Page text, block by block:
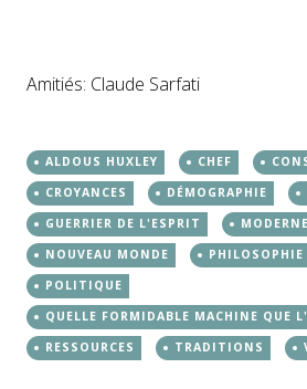
Amitiés: Claude Sarfati
ALDOUS HUXLEY CHEF
CROYANCES
DÉMOGRAPHIE
GUERRIER DE L'ESPRIT
MODERNE
NOUVEAU MONDE
PHILOSOPHIE
POLITIQUE
QUELLE FORMIDABLE MACHINE QUE
RESSOURCES
TRADITIONS